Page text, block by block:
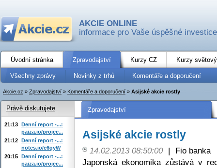
AKCIE ONLINE
informace pro Vaše úspěšné investice
Úvodní stránka Zpravodajství Kurzy CZ Kurzy
Všechny zprávy Novinky z trhů Komentáře a doporučení
Akcie.cz » Zpravodajství » Komentáře a doporučení » Asijské akcie rostly
Zpravodajství
Asijské akcie rostly
14.02.2013 08:50:00 |
Fio banka
Japonská ekonomika zůstává v
Právě diskutujete
21:13 Denní report -...:
paiza.io/projec...
21:12 Denní report -...:
notes.io/e6qyW
20:15 Denní report -...:
paiza.io/projec...